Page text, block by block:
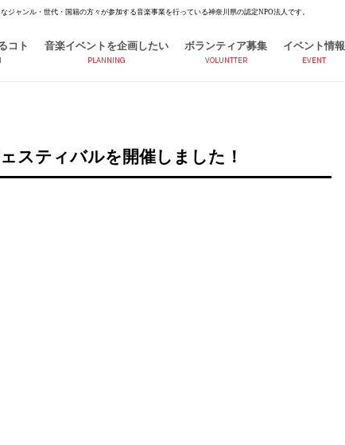
ャンル・世代・国籍の方々が参加する音楽事業を行っている神奈川県の認定NPO法人です。
コト 音楽イベントを企画したい
PLANNING
ボランティア募集
VOLUNTTER
イベント情報
EVENT
スティバルを開催しました！